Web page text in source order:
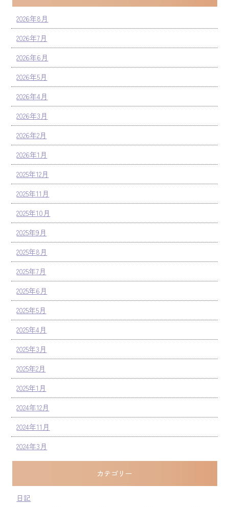
2026年8月
2026年7月
2026年6月
2026年5月
2026年4月
2026年3月
2026年2月
2026年1月
2025年12月
2025年11月
2025年10月
2025年9月
2025年8月
2025年7月
2025年6月
2025年5月
2025年4月
2025年3月
2025年2月
2025年1月
2024年12月
2024年11月
2024年3月
カテゴリー
日記